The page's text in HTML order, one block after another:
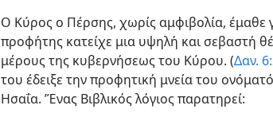
Ο Κύρος ο Πέρσης, χωρίς αμφιβολία, έμαθε
προφήτης κατείχε μια υψηλή και σεβαστή
μέρους της κυβερνήσεως του Κύρου. (Δαν.
του έδειξε την προφητική μνεία του
Ησαΐα. ’Ένας Βιβλικός λόγιος παρατηρεί: